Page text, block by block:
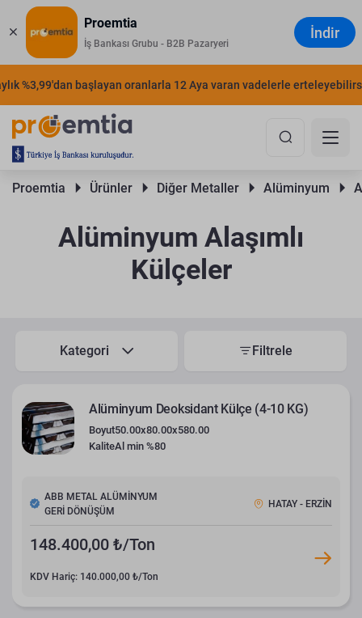
Proemtia
İş Bankası Grubu - B2B Pazaryeri
İndir
%3,99'dan başlayan oranlarla 12 Aya varan vadelerle
Proemtia Ürünler Diğer Metaller Alüminyum
Alüminyum Alaşımlı
Külçeler
Kategori Filtrele
Alüminyum Deoksidant Külçe (4-10 KG)
Boyut50.00x80.00x580.00
KaliteAl min %80
ABB METAL ALÜMİNYUM
GERİ DÖNÜŞÜM
HATAY - ERZİN
148.400,00 ₺/Ton
KDV Hariç: 140.000,00 ₺/Ton